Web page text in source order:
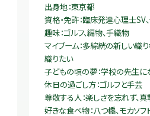
出身地：東京都
資格・免許：臨床発達心理士SV
趣味：ゴルフ、編物、手織物
マイブーム：多綜絖の新しい織
織りたい
子どもの頃の夢：学校の先生に
休日の過ごし方：ゴルフと手芸
尊敬する人：楽しさを忘れず、
好きな食べ物：八つ橋、モカソフ